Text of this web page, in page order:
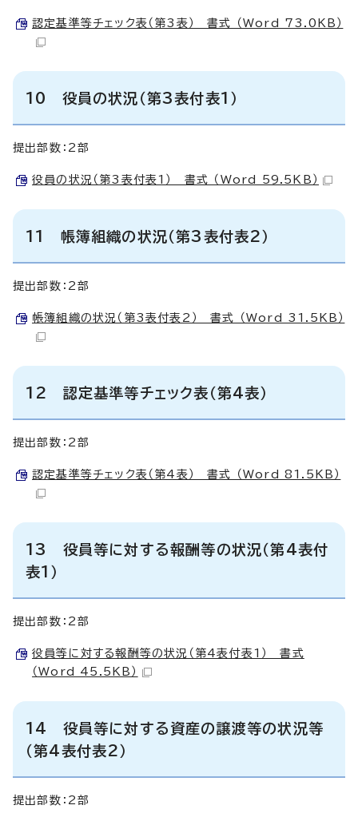
認定基準等チェック表（第3表） 書式 （Word 73.0KB）
10 役員の状況（第3表付表1）
提出部数：2部
役員の状況（第3表付表1） 書式 （Word 59.5KB）
11 帳簿組織の状況（第3表付表2）
提出部数：2部
帳簿組織の状況（第3表付表2） 書式 （Word 31.5KB）
12 認定基準等チェック表（第4表）
提出部数：2部
認定基準等チェック表（第4表） 書式 （Word 81.5KB）
13 役員等に対する報酬等の状況（第4表付
表1）
提出部数：2部
役員等に対する報酬等の状況（第4表付表1） 書式
（Word 45.5KB）
14 役員等に対する資産の譲渡等の状況等
（第4表付表2）
提出部数：2部